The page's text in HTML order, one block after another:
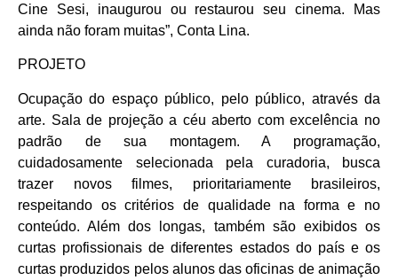
Cine Sesi, inaugurou ou restaurou seu cinema. Mas
ainda não foram muitas”, Conta Lina.
PROJETO
Ocupação do espaço público, pelo público, através da
arte. Sala de projeção a céu aberto com excelência no
padrão de sua montagem. A programação,
cuidadosamente selecionada pela curadoria, busca
trazer novos filmes, prioritariamente brasileiros,
respeitando os critérios de qualidade na forma e no
conteúdo. Além dos longas, também são exibidos os
curtas profissionais de diferentes estados do país e os
curtas produzidos pelos alunos das oficinas de animação